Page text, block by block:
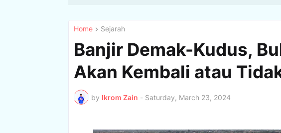
Home Sejarah
Banjir Demak-Kudus,
Akan Kembali atau
by Ikrom Zain - Saturday, March 23, 2024